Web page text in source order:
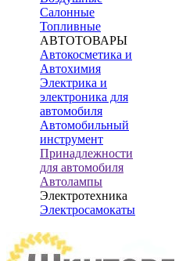
Салонные
Топливные
АВТОТОВАРЫ
Автокосметика и
Автохимия
Электрика и
электроника для
автомобиля
Автомобильный
инструмент
Принадлежности
для автомобиля
Автолампы
Электротехника
Электросамокаты